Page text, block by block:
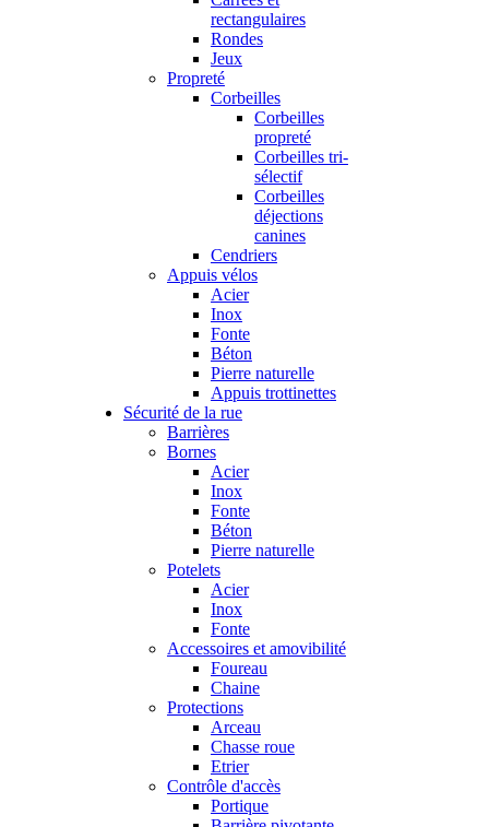
rectangulaires
Rondes
Jeux
Propreté
Corbeilles
Corbeilles
propreté
Corbeilles tri-
sélectif
Corbeilles
déjections
canines
Cendriers
Appuis vélos
Acier
Inox
Fonte
Béton
Pierre naturelle
Appuis trottinettes
Sécurité de la rue
Barrières
Bornes
Acier
Inox
Fonte
Béton
Pierre naturelle
Potelets
Acier
Inox
Fonte
Accessoires et amovibilité
Foureau
Chaine
Protections
Arceau
Chasse roue
Etrier
Contrôle d'accès
Portique